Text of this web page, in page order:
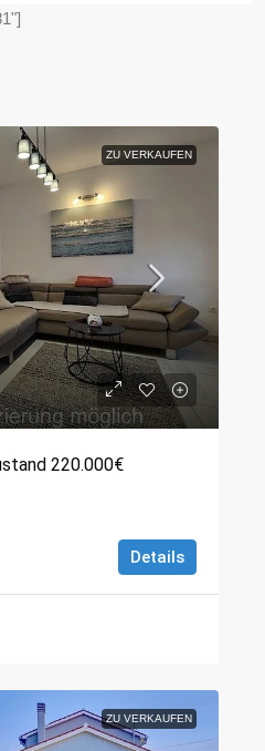
ZU VERKAUFEN
220.000€
Details
ZU VERKAUFEN